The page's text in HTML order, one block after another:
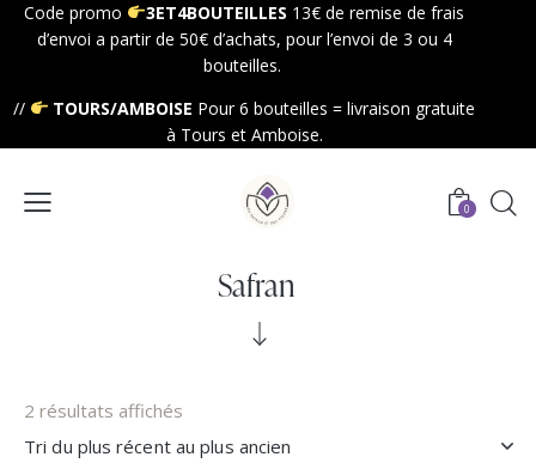
Code promo 3ET4BOUTEILLES 13€ de remise de frais
d’envoi a partir de 50€ d’achats, pour l’envoi de 3 ou 4
bouteilles.
//
TOURS/AMBOISE Pour 6 bouteilles = livraison gratuite
à Tours et Amboise.
0
Safran
2 résultats affichés